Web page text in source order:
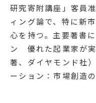
研究寄附講座」客員
ィング論で、特に新
心を持つ。主要著書
ン 優れた起業家が
著、ダイヤモンド社
ーション：市場創造